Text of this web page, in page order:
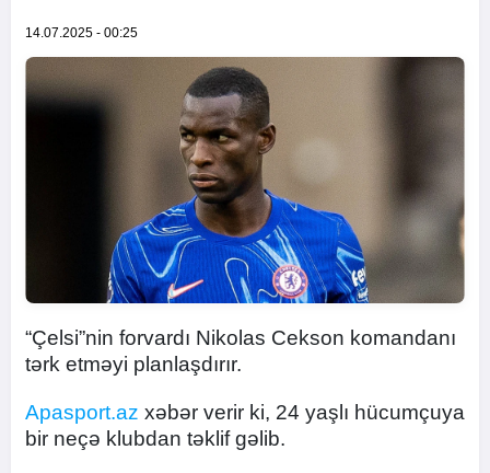
14.07.2025 - 00:25
“Çelsi”nin forvardı Nikolas Cekson komandanı
tərk etməyi planlaşdırır.
Apasport.az xəbər verir ki, 24 yaşlı hücumçuya
bir neçə klubdan təklif gəlib.